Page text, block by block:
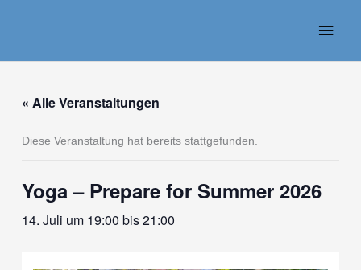
« Alle Veranstaltungen
Diese Veranstaltung hat bereits stattgefunden.
Yoga – Prepare for Summer 2026
14. Juli um 19:00 bis21:00